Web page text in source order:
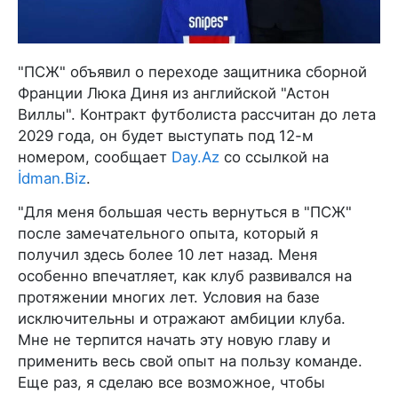
"ПСЖ" объявил о переходе защитника сборной
Франции Люка Диня из английской "Астон
Виллы". Контракт футболиста рассчитан до лета
2029 года, он будет выступать под 12-м
номером, сообщает Day.Az со ссылкой на
İdman.Biz.
"Для меня большая честь вернуться в "ПСЖ"
после замечательного опыта, который я
получил здесь более 10 лет назад. Меня
особенно впечатляет, как клуб развивался на
протяжении многих лет. Условия на базе
исключительны и отражают амбиции клуба.
Мне не терпится начать эту новую главу и
применить весь свой опыт на пользу команде.
Еще раз, я сделаю все возможное, чтобы